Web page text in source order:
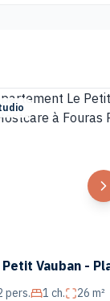
Petit Vauban -
pers. 1 ch. 26 m²